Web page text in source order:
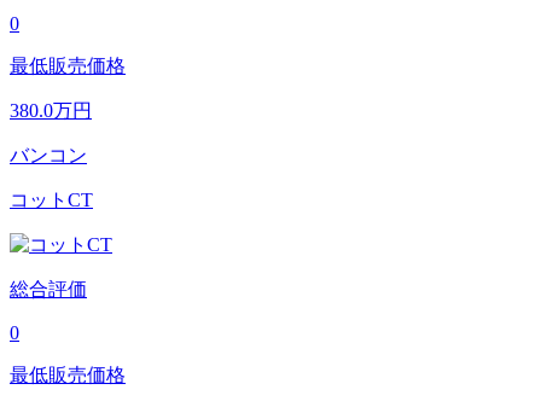
0
最低販売価格
380.0万円
バンコン
コットCT
総合評価
0
最低販売価格